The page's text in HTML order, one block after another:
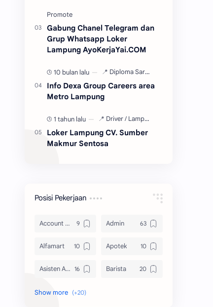
Gabung Chanel Telegram dan
Grup Whatsapp Loker
Lampung AyoKerjaYai.COM
10 bulan lalu
Info Dexa Group Careers area
Metro Lampung
1 tahun lalu
Loker Lampung CV. Sumber
Makmur Sentosa
Posisi Pekerjaan
Account Officer Admin
Alfamart Apotek
Asisten Apoteker Barista
Bidan